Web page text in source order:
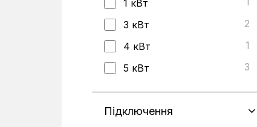
1 кВт
3 кВт
2
4 кВт
1
5 кВт
3
6 кВт
3
8 кВт
4
Підключення